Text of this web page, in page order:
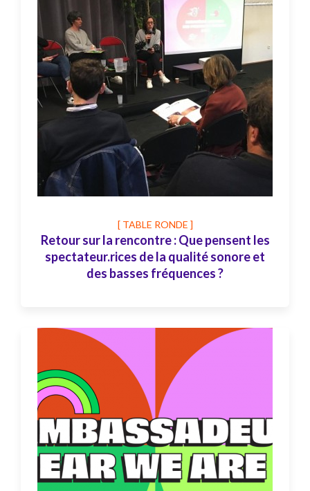
[ TABLE RONDE ]
Retour sur la rencontre : Que pensent les
spectateur.rices de la qualité sonore et
des basses fréquences ?